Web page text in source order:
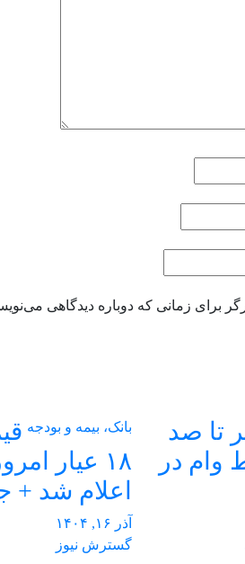
برای زمانی که دوباره دیدگاهی
تا صد
وام در
بانک، بیمه و بودجه
اعلام شد +
آذر ۱۶, ۱۴۰۴
گسترش نیوز